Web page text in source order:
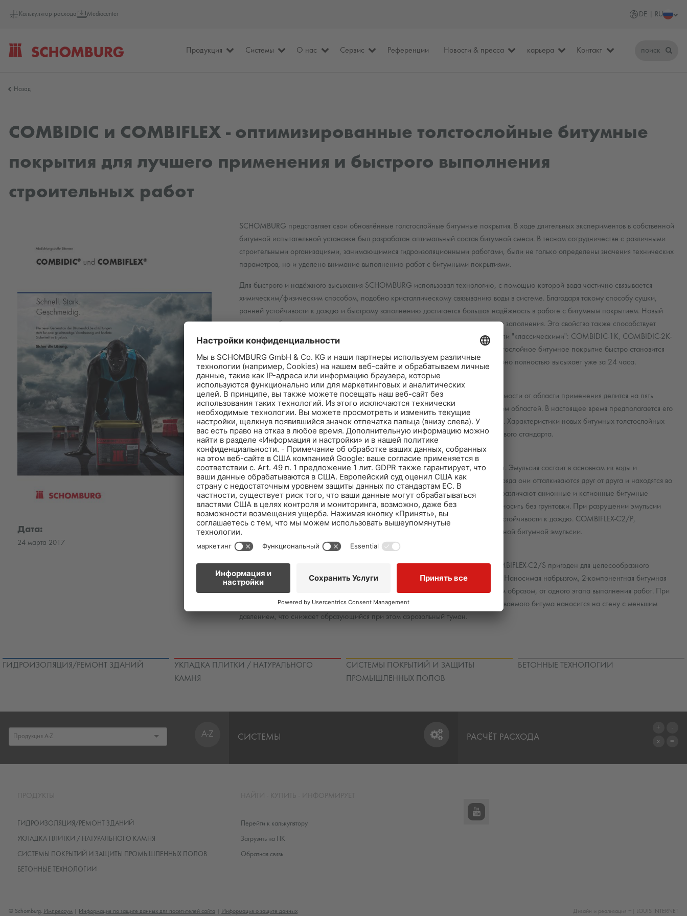
Калькулятор расхода Mediacenter DE | RU
Продукция Системы О нас Сервис Референции Новости & пресса карьера Контакт поиск
Назад
COMBIDIC и COMBIFLEX - оптимизированные толстослойные битумные
покрытия для лучшего применения и быстрого выполнения
строительных работ
SCHOMBURG представляет свои обновлённые толстослойные битумные покрытия. В ходе длительных экспериментов в собственной
битумной испытательной установке был разработан оптимальный состав битумной смеси. В тесном сотрудничестве с различными
строительными организациями, занимающимися гидроизоляционными работами, были не только определены значения технических
параметров, но и уделено внимание выполнению работ с битумными покрытиями.
Для быстрого и надёжного высыхания SCHOMBURG использовал технологию, с помощью которой вода частично связывается
химическим/физическим способом, подобно кристаллическому связыванию воды в системе. Благодаря такому способу сушки,
ранней устойчивости к дождю и быстрому заполнению достигается большая надёжность в работе с битумным покрытием. Новый
состав подобран так, что значительно снижается компрессия в материале после заполнения. Это свойство также способствует
увеличению надёжности покрытия. Новые/старые обозначения материалов стали "классическими": COMBIDIC-1K, COMBIDIC-2K-
CLASSIC и новый COMBIDIC-2K-PREMIUM. Реактивное, двухкомпонентное толстослойное битумное покрытие быстро становится
пластичным и устойчивым к дождю, его можно наносить в течении 60 минут, и оно полностью высыхает уже за 24 часа.
Из DIN 18195 стал DIN 18533
DIN 18195 сейчас перерабатывается. Показанная там ширина полосы в зависимости от области применения делится на пять
стандартных частей. DIN 18533 касается в будущем соприкасающихся с грунтом областей. В настоящее время предполагается его
действие с середины 2017 года. Имеется много изменений в деталях и понятиях. Характеристики новых битумных толстослойных
покрытий SCHOMBURG уже сегодня соответствуют ожидаемым требованиям нового стандарта.
Катионные битумы - принцип действия и преимущества
Принцип действия современных толстослойных битумных покрытий всегда прост. Эмульсия состоит в основном из воды и
"плавающих" в ней мелких частиц битума. Из-за одинакового электрического заряда они отталкиваются друг от друга и находятся во
взвешенном состоянии. В зависимости от поверхностного заряда и значения рН различают анионные и катионные битумные
эмульсии. Замешанное из двух компонентов толстослойное покрытие можно наносить без грунтовки. При разрушении эмульсии
катионные битумы становятся активными в воде. Это ведёт к ранней надёжной устойчивости к дождю. COMBIFLEX-C2/P,
COMBIFLEX-EL и наносимый набрызгом COMBIFLEX-C2/S базируются на катионной битумной эмульсии.
Нанесение гидроизоляции набрызгом
SCHOMBURG предлагает гидроизоляцию не только для ручной обработки. COMBIFLEX-C2/S пригоден для целесообразного
механического нанесения и к BAU 2017 появится также в улучшенном составе. Наносимая набрызгом, 2-компонентная битумная
гидроизоляция является катионной. Это позволяет отказаться от грунтовки и, таким образом, от одного этапа выполнения работ. При
этом значительным преимуществом является то, что катионный вариант набрызгиваемого битума наносится на стену с меньшим
давлением, что снижает образующийся при этом аэрозольный туман.
Дата:
24 марта 2017
ГИДРОИЗОЛЯЦИЯ/РЕМОНТ ЗДАНИЙ
УКЛАДКА ПЛИТКИ / НАТУРАЛЬНОГО
КАМНЯ
СИСТЕМЫ ПОКРЫТИЙ И ЗАЩИТЫ
ПРОМЫШЛЕННЫХ ПОЛОВ
БЕТОННЫЕ ТЕХНОЛОГИИ
A-Z СИСТЕМЫ РАСЧЁТ РАСХОДА
ГИДРОИЗОЛЯЦИЯ/РЕМОНТ ЗДАНИЙ
УКЛАДКА ПЛИТКИ / НАТУРАЛЬНОГО КАМНЯ
СИСТЕМЫ ПОКРЫТИЙ И ЗАЩИТЫ ПРОМЫШЛЕННЫХ ПОЛОВ
БЕТОННЫЕ ТЕХНОЛОГИИ
Перейти к калькулятору
Загрузить на ПК
Обратная связь
© Schomburg. Импрессум Информация по защите данных для посетителей сайта Информация о защите данных Дизайн и реализация +| LOUIS INTERNET